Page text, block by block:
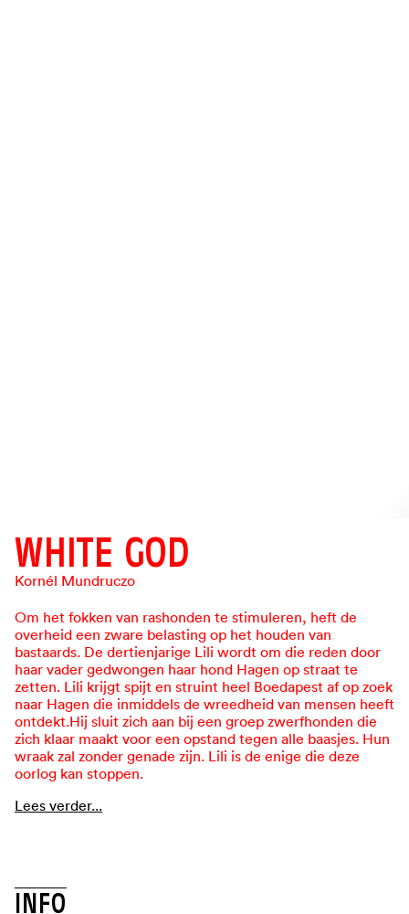
WHITE GOD
Kornél Mundruczo
Om het fokken van rashonden te stimuleren, heft de
overheid een zware belasting op het houden van
bastaards. De dertienjarige Lili wordt om die reden door
haar vader gedwongen haar hond Hagen op straat te
zetten. Lili krijgt spijt en struint heel Boedapest af op zoek
naar Hagen die inmiddels de wreedheid van mensen heeft
ontdekt.Hij sluit zich aan bij een groep zwerfhonden die
zich klaar maakt voor een opstand tegen alle baasjes. Hun
wraak zal zonder genade zijn. Lili is de enige die deze
oorlog kan stoppen.
Lees verder...
INFO